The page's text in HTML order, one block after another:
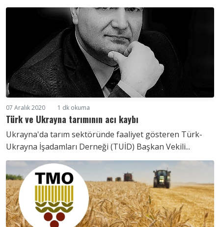
07 Aralık 2020 1 dk okuma
Türk ve Ukrayna tarımının acı kaybı
Ukrayna'da tarım sektöründe faaliyet gösteren Türk-
Ukrayna İşadamları Derneği (TUİD) Başkan Vekili...